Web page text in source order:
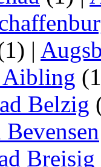
|
Aibling
Belzig
Bevensen
Breisig